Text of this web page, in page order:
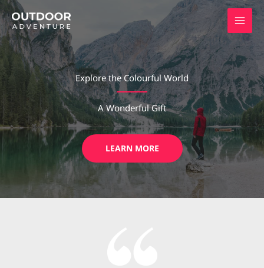
Skip
to
content
Explore the Colourful World
A Wonderful Gift
LEARN MORE